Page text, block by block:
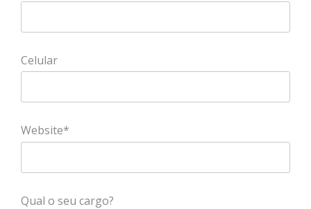
Celular
Website*
Qual o seu cargo?